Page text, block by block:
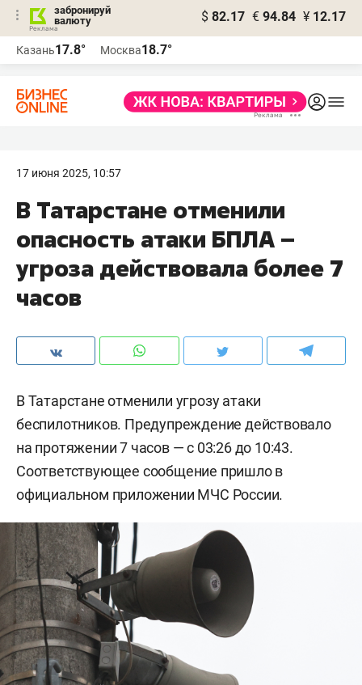
забронируй
валюту
$ 82.17 € 94.84 ¥ 12.17
Казань17.8° Москва18.7°
17 июня 2025, 10:57
В Татарстане отменили
опасность атаки БПЛА –
угроза действовала более 7
часов
В Татарстане отменили угрозу атаки
беспилотников. Предупреждение действовало
на протяжении 7 часов — с 03:26 до 10:43.
Соответствующее сообщение пришло в
официальном приложении МЧС России.